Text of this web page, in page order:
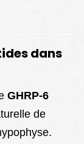
dans
GHRP-6
de